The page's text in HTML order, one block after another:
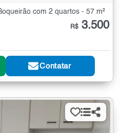
com 2 quartos - 57 m²
R$ 3.500
Contatar